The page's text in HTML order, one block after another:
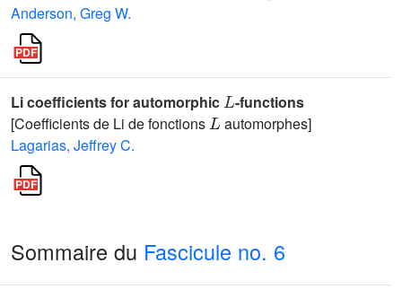
Anderson, Greg W.
Li coefficients for automorphic
-functions
[Coefficients de Li de fonctions
L
automorphes]
Lagarias, Jeffrey C.
Sommaire du Fascicule no. 6